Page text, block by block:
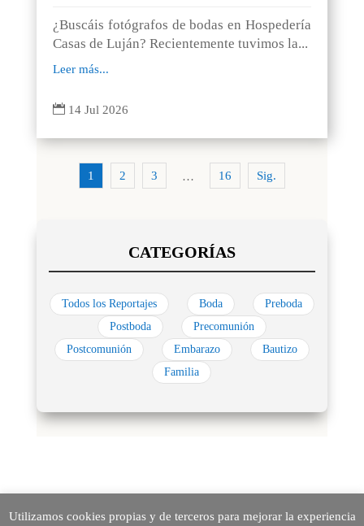
¿Buscáis fotógrafos de bodas en Hospedería
Casas de Luján? Recientemente tuvimos la...
Leer más...
 14 Jul 2026
1 2 3 … 16 Sig.
Todos los Reportajes Boda
Preboda
Postboda
Precomunión
Postcomunión
Embarazo
Bautizo
Familia
Utilizamos cookies propias y de terceros para mejorar la experiencia